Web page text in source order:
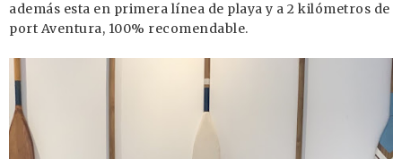
además esta en primera línea de playa y a 2 kilómetros de
port Aventura, 100% recomendable.